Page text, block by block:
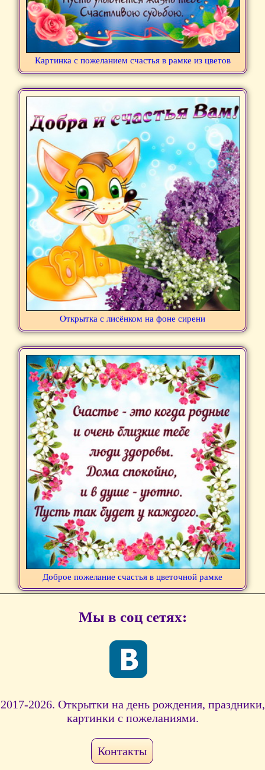
Картинка с пожеланием счастья в рамке из цветов
Открытка с лисёнком на фоне сирени
Доброе пожелание счастья в цветочной рамке
Мы в соц сетях:
2017-2026. Открытки на день рождения, праздники,
картинки с пожеланиями.
Контакты